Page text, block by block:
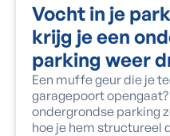
Vocht in je
krijg je een
parking weer
Een muffe geur die je
garagepoort
ondergrondse parking
hoe je hem structureel